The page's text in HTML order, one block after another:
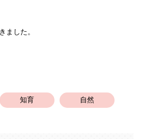
ました。
知育 自然